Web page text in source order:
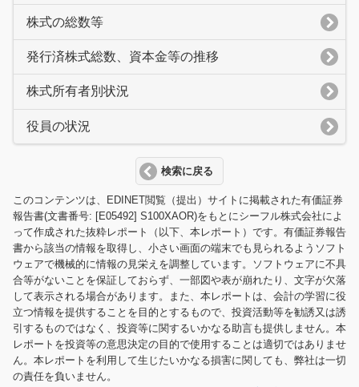
株式の総数等
発行済株式総数、資本金等の推移
株式所有者別状況
役員の状況
検索に戻る
このコンテンツは、EDINET閲覧（提出）サイトに掲載された有価証券
報告書(文書番号: [E05492] S100XAOR)をもとにシーフル株式会社によ
って作成された抜粋レポート（以下、本レポート）です。有価証券報告
書から該当の情報を取得し、小さい画面の端末でも見られるようソフト
ウェアで機械的に情報の見栄えを調整しています。ソフトウェアに不具
合等がないことを保証しておらず、一部図や表が崩れたり、文字が欠落
して表示される場合があります。また、本レポートは、会計の学習に役
立つ情報を提供することを目的とするもので、投資活動等を勧誘又は誘
引するものではなく、投資等に関するいかなる助言も提供しません。本
レポートを投資等の意思決定の目的で使用することは適切ではありませ
ん。本レポートを利用して生じたいかなる損害に関しても、弊社は一切
の責任を負いません。